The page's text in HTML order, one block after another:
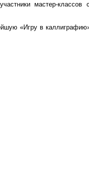
мастер-классов
«Игру в